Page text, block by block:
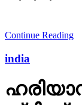
Continue Reading
india